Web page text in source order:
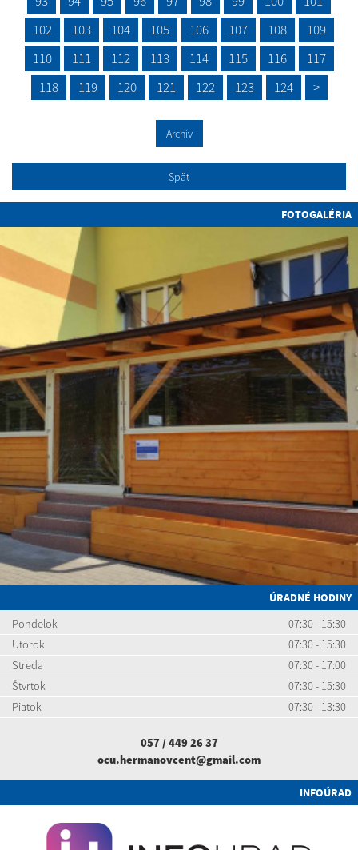
102
103 104 105 106 107 108
109
110
111 112 113 114 115 116
117
118
119 120 121 122 123 124 >
Archív
Späť
FOTOGALÉRIA
ÚRADNÉ HODINY
Pondelok
07:30 - 15:30
Utorok
07:30 - 15:30
Streda
07:30 - 17:00
Štvrtok
07:30 - 15:30
Piatok
07:30 - 13:30
057 / 449 26 37
ocu.hermanovcent@gmail.com
INFOÚRAD